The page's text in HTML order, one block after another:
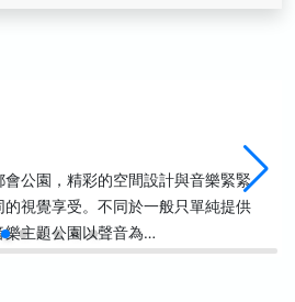
公園，精彩的空間設計與音樂緊緊
視覺享受。不同於一般只單純提供
樂主題公園以聲音為…